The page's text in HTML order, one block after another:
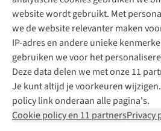
website wordt gebruikt. Met
we de website relevanter maken
IP-adres en andere unieke
gebruiken we voor het
Deze data delen we met onze 11
Je kunt altijd je voorkeuren
policy link onderaan alle pagina's.
Cookie policy en 11 partnersPrivacy